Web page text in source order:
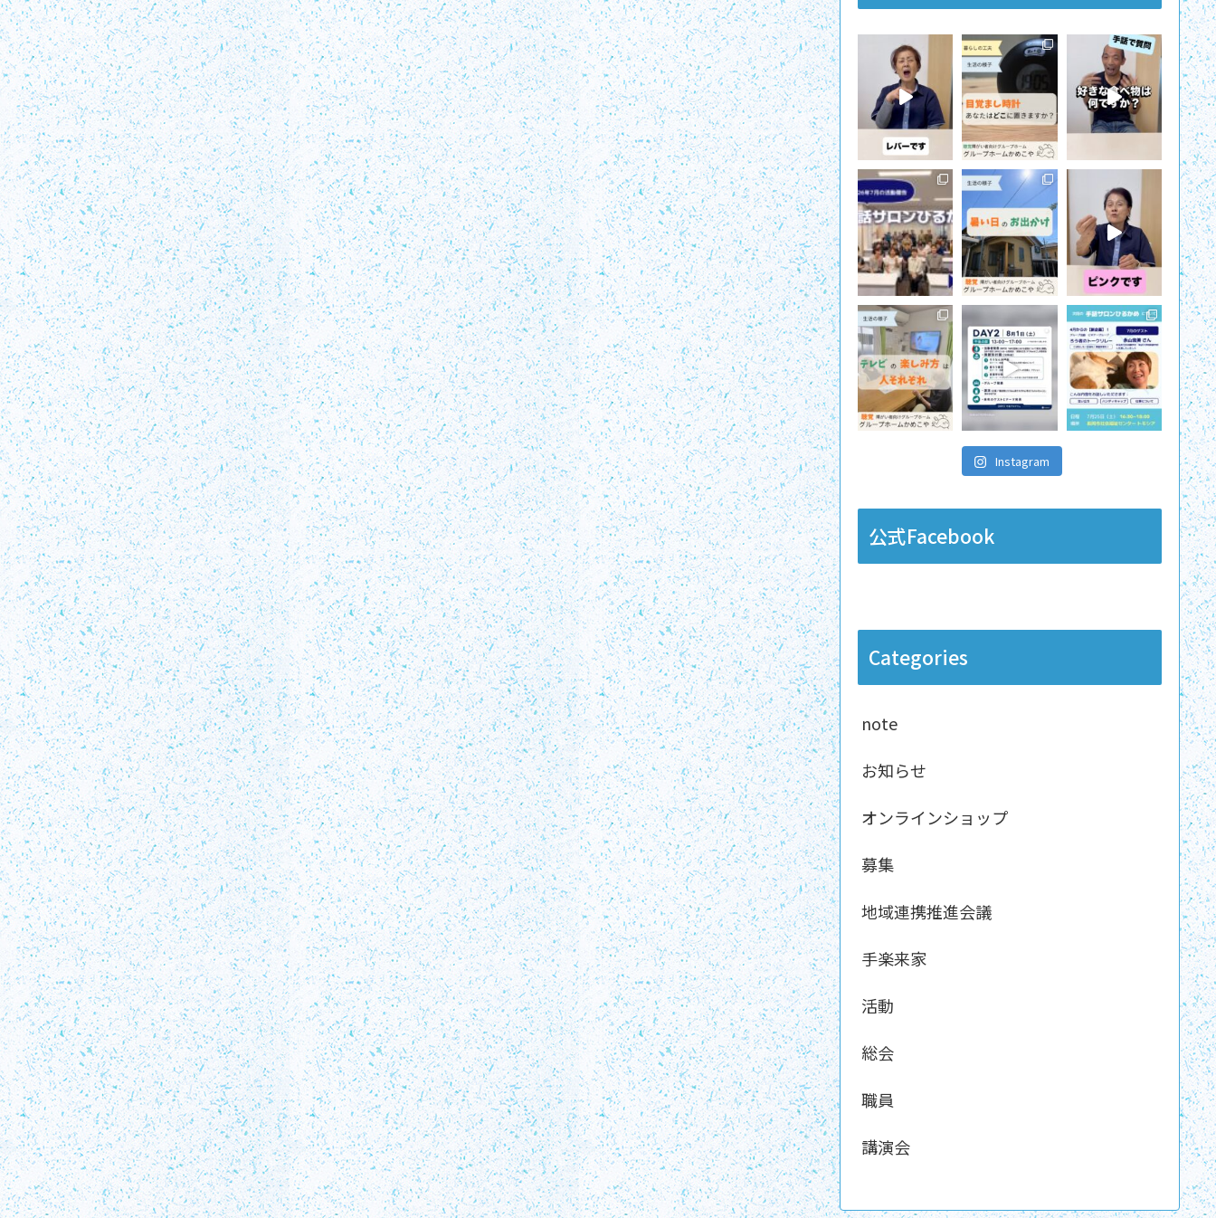
Instagram
公式Facebook
Categories
note
お知らせ
オンラインショップ
募集
地域連携推進会議
手楽来家
活動
総会
職員
講演会